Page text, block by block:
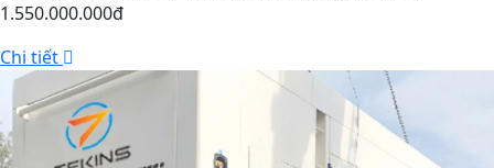
1.550.000.000đ
Chi tiết